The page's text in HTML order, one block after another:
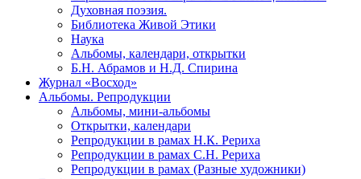
Духовная поэзия.
Библиотека Живой Этики
Наука
Альбомы, календари, открытки
Б.Н. Абрамов и Н.Д. Спирина
Журнал «Восход»
Альбомы. Репродукции
Альбомы, мини-альбомы
Открытки, календари
Репродукции в рамах Н.К. Рериха
Репродукции в рамах С.Н. Рериха
Репродукции в рамах (Разные художники)